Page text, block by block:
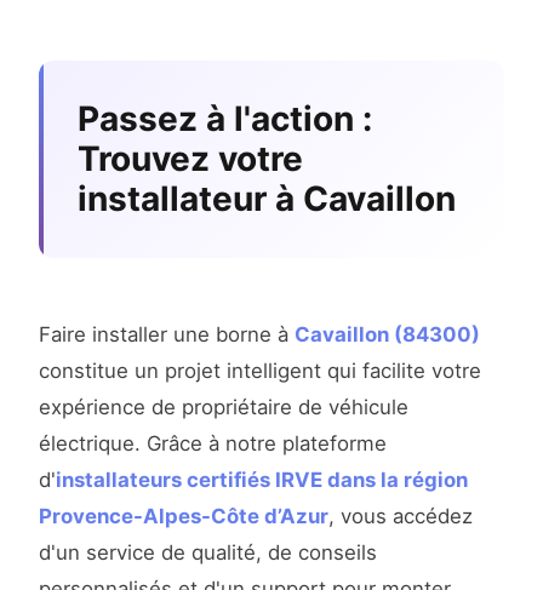
Passez à l'action :
Trouvez votre
installateur à Cavaillon
Faire installer une borne à Cavaillon (84300)
constitue un projet intelligent qui facilite votre
expérience de propriétaire de véhicule
électrique. Grâce à notre plateforme
d'installateurs certifiés IRVE dans la région
Provence-Alpes-Côte d’Azur, vous accédez
d'un service de qualité, de conseils